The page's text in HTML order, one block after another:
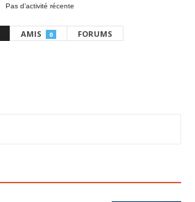
Pas d’activité récente
AMIS 0 FORUMS